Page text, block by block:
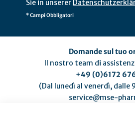
Sie in unserer
* Campi Obbligatori
Domande sul tuo
Il nostro team di
+49 (0)6172
(Dal lunedì al venerdì, dalle
service@mse-